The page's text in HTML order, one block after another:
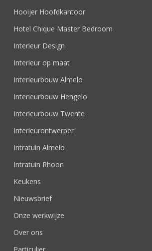
Hooijer Hoofdkantoor
Hotel Chique Master Bedroom
Interieur Design
Interieur op maat
Interieurbouw Almelo
Interieurbouw Hengelo
Interieurbouw Twente
Interieurontwerper
Intratuin Almelo
Intratuin Rhoon
Keukens
Nieuwsbrief
Onze werkwijze
Over ons